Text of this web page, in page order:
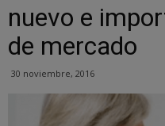
nuevo e
de mercado
30 noviembre, 2016